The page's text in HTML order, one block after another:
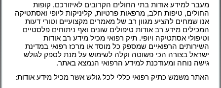
מעבר למידע אודות בתי החולים הקרובים לאיזורכם, קופות
החולים, טיפות חלב, מרפאות פרטיות, קליניקות ליופי ואסתטיקה
אנו שמחים להציע מגוון רב של מאמרים מקצועיים וטורי דעות
המכילים מידע רב אודות טיפולים שונים ואף ניתוחים פלסטיים
וטיפולי אסתטיקה ויופי. תיק רפואי מכיל מידע רב אודות
השירותים הרפואיים שמספק כל מוסד או מרכז רפואי במדינת
ישראל בצורה הכי פשוטה וקלה לשימוש על מנת לספק לגולש
גישה נוחה ומעודכנת למידע הרפואי הנמצא באתר.
האתר משמש כתיק רפואי כללי לכל גולש אשר מכיל מידע אודות: